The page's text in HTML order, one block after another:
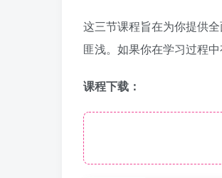
这三节课程旨在为你提供
匪浅。如果你在学习过程
课程下载：